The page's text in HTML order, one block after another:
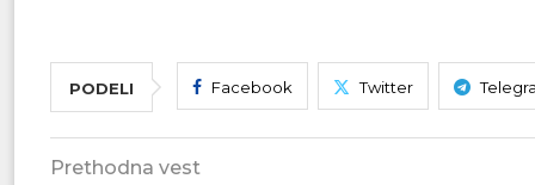
PODELI Facebook Twitter
Prethodna vest